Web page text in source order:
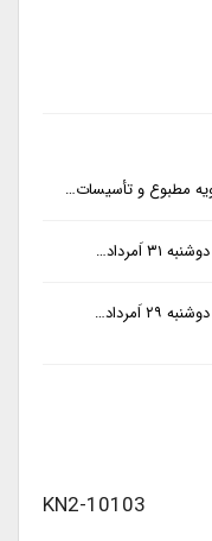
مطبوع و تأسیسات…
KN2-10103